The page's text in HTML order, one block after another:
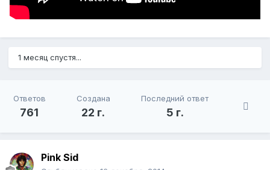
1 месяц спустя...
Ответов
761
Создана
22 г.
Последний ответ
5 г.
Pink Sid